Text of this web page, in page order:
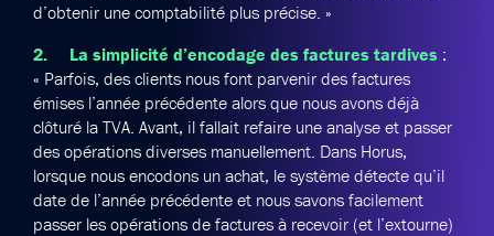
d’obtenir une comptabilité plus précise. »
2. La simplicité d’encodage des factures tardives :
« Parfois, des clients nous font parvenir des factures
émises l’année précédente alors que nous avons déjà
clôturé la TVA. Avant, il fallait refaire une analyse et passer
des opérations diverses manuellement. Dans Horus,
lorsque nous encodons un achat, le système détecte qu’il
date de l’année précédente et nous savons facilement
passer les opérations de factures à recevoir (et l’extourne)